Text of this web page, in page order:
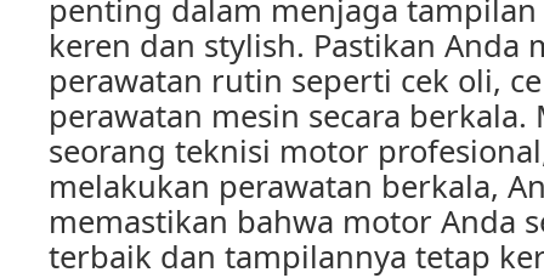
penting dalam menjaga
keren dan stylish. Pastikan Anda
perawatan rutin seperti cek oli,
perawatan mesin secara
seorang teknisi motor
melakukan perawatan berkala,
memastikan bahwa motor Anda
terbaik dan tampilannya tetap